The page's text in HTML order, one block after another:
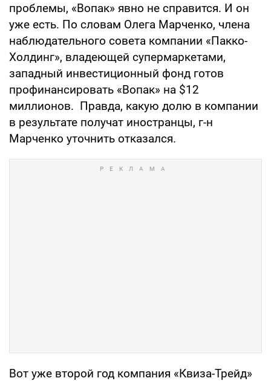
проблемы, «Вопак» явно не справится. И он
уже есть. По словам Олега Марченко, члена
наблюдательного совета компании «Пакко-
Холдинг», владеющей супермаркетами,
западный инвестиционный фонд готов
профинансировать «Вопак» на $12
миллионов. Правда, какую долю в компании
в результате получат иностранцы, г-н
Марченко уточнить отказался.
Вот уже второй год компания «Квиза-Трейд»